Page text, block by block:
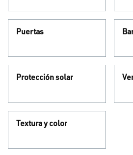
Puertas
Protección solar
Textura y color